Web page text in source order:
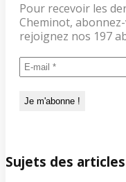
Pour recevoir les
Cheminot,
rejoignez nos 197
Sujets des articles